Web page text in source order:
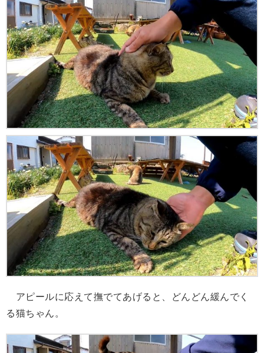
アピールに応えて撫でてあげると、どんどん緩んでく
る猫ちゃん。